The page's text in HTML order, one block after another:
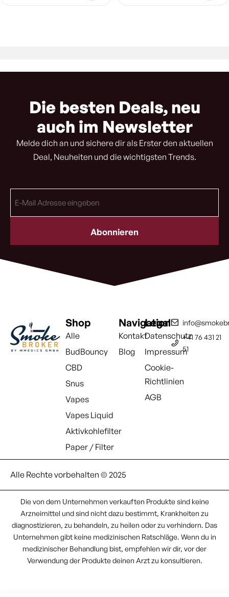
Die besten Deals, neu
auch im Newsletter
Melde dich an und sichere dir als Erster den aktuellen
Deal, Neuheiten und die wichtigsten Trends.
Mail
Shop
Alle
BudBouncy
CBD
Snus
Vapes
Vapes Liquid
Aktivkohlefilter
Paper / Filter
Navigation
Kontakt
Blog
Legal
Datenschutz
Impressum
Cookie-
Richtlinien
AGB
+41 76 431 21
51
Alle Rechte vorbehalten © 2025
Die von dem Unternehmen verkauften Produkte sind keine
Arzneimittel und sind nicht dazu bestimmt, Krankheiten zu
diagnostizieren, zu behandeln, zu heilen oder zu verhindern. Das
Unternehmen gibt keine medizinischen Ratschläge. Wenn du in
medizinischer Behandlung bist, empfehlen wir dir, vor der
Verwendung der Produkte deinen Arzt zu konsultieren.